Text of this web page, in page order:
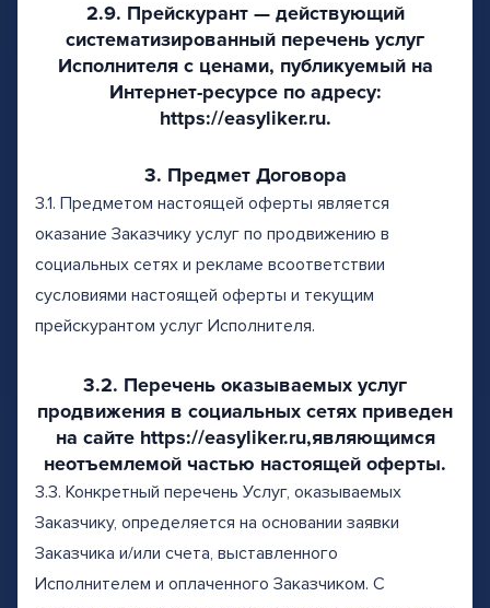
2.9. Прейскурант — действующий
систематизированный перечень услуг
Исполнителя с ценами, публикуемый на
Интернет-ресурсе по адресу:
https://easyliker.ru.
3. Предмет Договора
3.1. Предметом настоящей оферты является
оказание Заказчику услуг по продвижению в
социальных сетях и рекламе всоответствии
сусловиями настоящей оферты и текущим
прейскурантом услуг Исполнителя.
3.2. Перечень оказываемых услуг
продвижения в социальных сетях приведен
на сайте https://easyliker.ru,являющимся
неотъемлемой частью настоящей оферты.
3.3. Конкретный перечень Услуг, оказываемых
Заказчику, определяется на основании заявки
Заказчика и/или счета, выставленного
Исполнителем и оплаченного Заказчиком. С